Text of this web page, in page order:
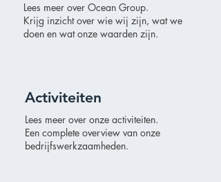
Lees meer over Ocean Group.
Krijg inzicht over wie wij zijn, watwe
doen en wat onze waarden zijn.
Lees meer over onze activiteiten.
Een complete overview van onze
bedrijfswerkzaamheden.
Activiteiten